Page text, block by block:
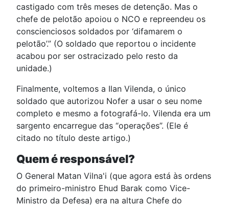
castigado com três meses de detenção. Mas o
chefe de pelotão apoiou o NCO e repreendeu os
conscienciosos soldados por ‘difamarem o
pelotão’.” (O soldado que reportou o incidente
acabou por ser ostracizado pelo resto da
unidade.)
Finalmente, voltemos a Ilan Vilenda, o único
soldado que autorizou Nofer a usar o seu nome
completo e mesmo a fotografá-lo. Vilenda era um
sargento encarregue das “operações”. (Ele é
citado no título deste artigo.)
Quem é responsável?
O General Matan Vilna'i (que agora está às ordens
do primeiro-ministro Ehud Barak como Vice-
Ministro da Defesa) era na altura Chefe do